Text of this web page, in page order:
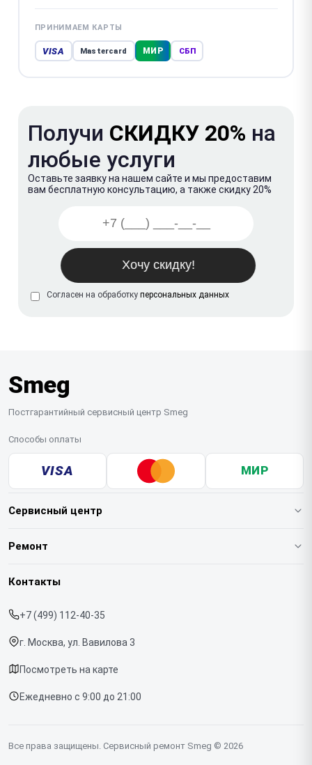
ПРИНИМАЕМ КАРТЫ
VISA Mastercard МИР СБП
Получи СКИДКУ 20% на
любые услуги
Оставьте заявку на нашем сайте и мы предоставим
вам бесплатную консультацию, а также скидку 20%
Согласен на обработку персональных данных
Smeg
Постгарантийный сервисный центр Smeg
Способы оплаты
VISA МИР
Сервисный центр
О нашем сервисе
Срочный ремонт
Доставка и способы оплаты
Диагностика
Контакты
Ремонт
Кофемашин
Контакты
+7 (499) 112-40-35
г. Москва, ул. Вавилова 3
Посмотреть на карте
Ежедневно с 9:00 до 21:00
Все права защищены. Сервисный ремонт Smeg © 2026